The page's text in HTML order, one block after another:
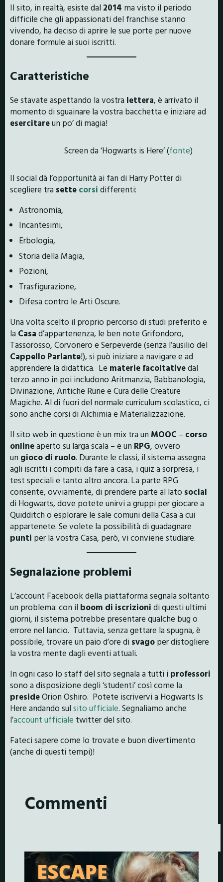
Il sito, in realtà, esiste dal 2014 ma visto il periodo
difficile che gli appassionati del franchise stanno
vivendo, ha deciso di aprire le sue porte per nuove
donare formule ai suoi iscritti.
Caratteristiche
Se stavate aspettando la vostra lettera, è arrivato il
momento di sguainare la vostra bacchetta e iniziare ad
esercitareun po’ di magia!
Screen da ‘Hogwarts is Here’ (fonte)
Il social dà l’opportunità ai fan di Harry Potter di
scegliere tra sette corsi differenti:
Astronomia,
Incantesimi,
Erbologia,
Storia della Magia,
Pozioni,
Trasfigurazione,
Difesa contro le Arti Oscure.
Una volta scelto il proprio percorso di studi preferito e
la Casa d’appartenenza, le ben note Grifondoro,
Tassorosso, Corvonero e Serpeverde (senza l’ausilio del
Cappello Parlante!), si può iniziare a navigare e ad
apprendere la didattica. Le materie facoltativedal
terzo anno in poi includono Aritmanzia, Babbanologia,
Divinazione, Antiche Rune e Cura delle Creature
Magiche. Al di fuori del normale curriculum scolastico, ci
sono anche corsi di Alchimia e Materializzazione.
Il sito web in questione è un mix tra un MOOC – corso
onlineaperto su larga scala – e un RPG, ovvero
un gioco di ruolo. Durante le classi, il sistema assegna
agli iscritti i compiti da fare a casa, i quiz a sorpresa, i
test speciali e tanto altro ancora. La parte RPG
consente, ovviamente, di prendere parte al lato social
di Hogwarts, dove potete unirvi a gruppi per giocare a
Quidditch o esplorare le sale comuni della Casa a cui
appartenete. Se volete la possibilità di guadagnare
punti per la vostra Casa, però, vi conviene studiare.
Segnalazione problemi
L’account Facebook della piattaforma segnala soltanto
un problema: con il boom di iscrizioni di questi ultimi
giorni, il sistema potrebbe presentare qualche bug o
errore nel lancio. Tuttavia, senza gettare la spugna, è
possibile, trovare un paio d’ore di svago per distogliere
la vostra mente dagli eventi attuali.
In ogni caso lo staff del sito segnala a tutti i professori
sono a disposizione degli ‘studenti’ così come la
presideOrion Oshiro. Potete iscrivervi a Hogwarts Is
Here andando sul sito ufficiale. Segnaliamo anche
l’account ufficiale twitter del sito.
Fateci sapere come lo trovate e buon divertimento
(anche di questi tempi)!
Commenti